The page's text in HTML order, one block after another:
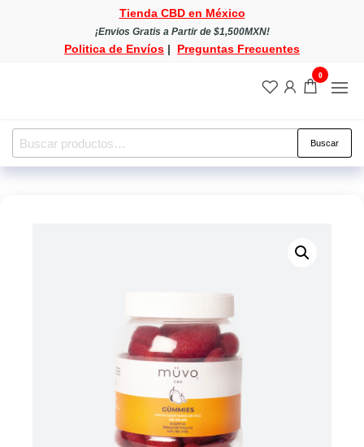
Tienda CBD en México
¡Envios Gratis a Partir de $1,500MXN!
Politica de Envíos Preguntas Frecuentes
en
México
México
0
Buscar
por:
Buscar